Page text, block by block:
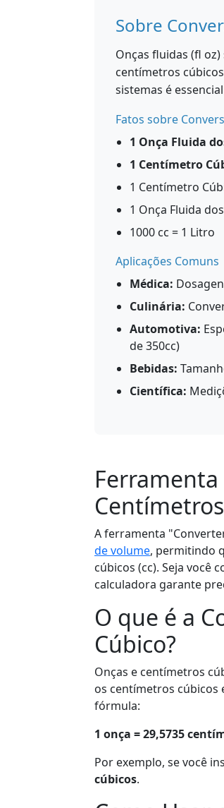
Sobre
Onças fluidas (fl
centímetros
sistemas é
Fatos sobre
1 Onça Fluida
1 Centímetro
1 Centímetro
1 Onça Fluida
1000 cc = 1 Litro
Aplicações Comuns
Médica:
Culinária:
Automotiva:
de 350cc)
Bebidas:
Científica:
A ferramenta
de volume, permitindo
cúbicos (cc). Seja você
calculadora garante
O que é a
Cúbico?
Onças e centímetros
os centímetros cúbicos
fórmula:
1 onça = 29,5735
Por exemplo, se você
cúbicos.